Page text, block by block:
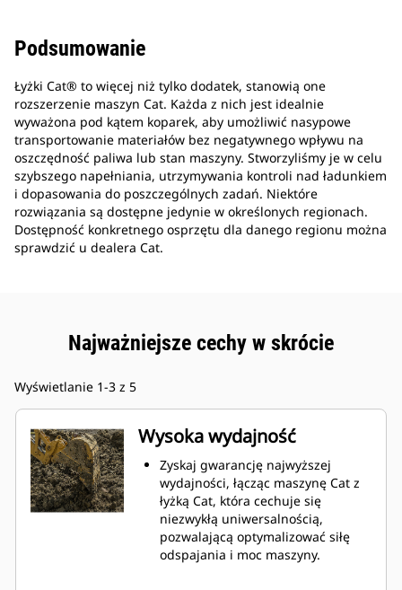
Podsumowanie
Łyżki Cat® to więcej niż tylko dodatek, stanowią one
rozszerzenie maszyn Cat. Każda z nich jest idealnie
wyważona pod kątem koparek, aby umożliwić nasypowe
transportowanie materiałów bez negatywnego wpływu na
oszczędność paliwa lub stan maszyny. Stworzyliśmy je w celu
szybszego napełniania, utrzymywania kontroli nad ładunkiem
i dopasowania do poszczególnych zadań. Niektóre
rozwiązania są dostępne jedynie w określonych regionach.
Dostępność konkretnego osprzętu dla danego regionu można
sprawdzić u dealera Cat.
Najważniejsze cechy w skrócie
Wyświetlanie 1-3 z 5
Wysoka wydajność
Zyskaj gwarancję najwyższej
wydajności, łącząc maszynę Cat z
łyżką Cat, która cechuje się
niezwykłą uniwersalnością,
pozwalającą optymalizować siłę
odspajania i moc maszyny.